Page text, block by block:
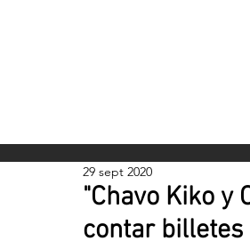
"Chavo Kiko y
contar billetes
29 sept 2020